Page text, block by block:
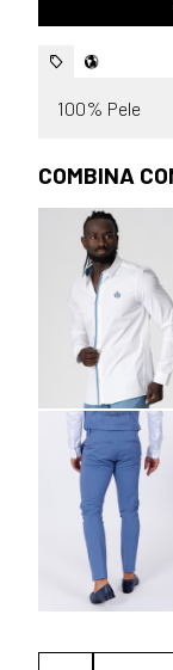
100% Pele
COMBINA